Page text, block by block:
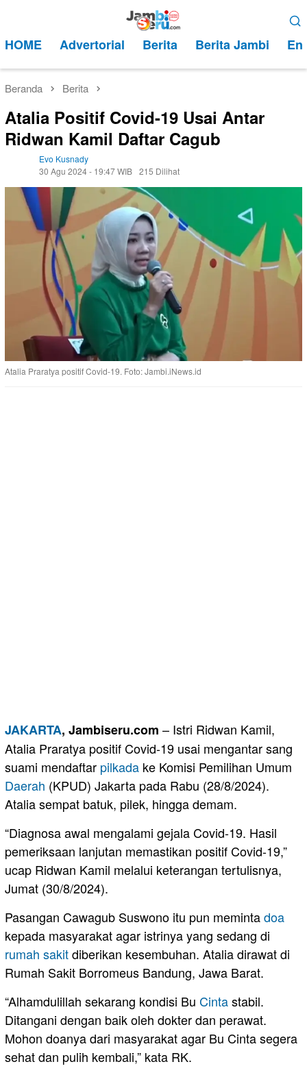
kontenMobile
HOME Advertorial Berita Berita Jambi
Beranda Berita
Atalia Positif Covid-19 Usai Antar
Ridwan Kamil Daftar Cagub
Evo Kusnady
30 Agu 2024 - 19:47 WIB 215 Dilihat
Atalia Praratya positif Covid-19. Foto: Jambi.iNews.id
JAKARTA, Jambiseru.com – Istri Ridwan Kamil,
Atalia Praratya positif Covid-19 usai mengantar sang
suami mendaftar pilkada ke Komisi Pemilihan Umum
Daerah (KPUD) Jakarta pada Rabu (28/8/2024).
Atalia sempat batuk, pilek, hingga demam.
“Diagnosa awal mengalami gejala Covid-19. Hasil
pemeriksaan lanjutan memastikan positif Covid-19,”
ucap Ridwan Kamil melalui keterangan tertulisnya,
Jumat (30/8/2024).
Pasangan Cawagub Suswono itu pun memintadoa
kepada masyarakat agar istrinya yang sedang di
rumah sakitdiberikan kesembuhan. Atalia dirawat di
Rumah Sakit Borromeus Bandung, Jawa Barat.
“Alhamdulillah sekarang kondisi Bu Cintastabil.
Ditangani dengan baik oleh dokter dan perawat.
Mohon doanya dari masyarakat agar Bu Cinta segera
sehat dan pulih kembali,” kata RK.